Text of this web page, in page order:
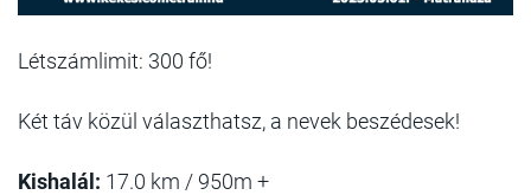
Létszámlimit: 300 fő!
Két táv közül választhatsz, a nevek beszédesek!
Kishalál: 17.0 km / 950m +